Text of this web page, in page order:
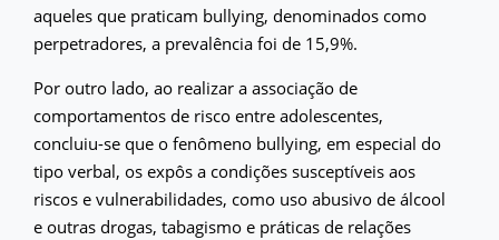
aqueles que praticam bullying, denominados como
perpetradores, a prevalência foi de 15,9%.
Por outro lado, ao realizar a associação de
comportamentos de risco entre adolescentes,
concluiu-se que o fenômeno bullying, em especial do
tipo verbal, os expôs a condições susceptíveis aos
riscos e vulnerabilidades, como uso abusivo de álcool
e outras drogas, tabagismo e práticas de relações